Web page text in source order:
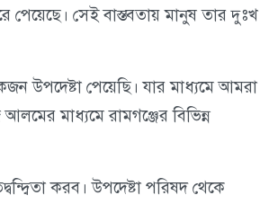
পেয়েছে। সেই বাস্তবতায় মানুষ তার দুঃখ
উপদেষ্টা পেয়েছি। যার মাধ্যমে আমরা
মাধ্যমে রামগঞ্জের বিভিন্ন
করব। উপদেষ্টা পরিষদ থেকে